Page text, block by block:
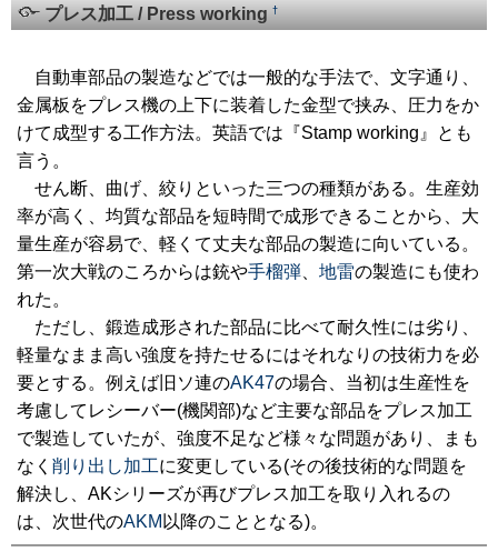
プレス加工 / Press working†
自動車部品の製造などでは一般的な手法で、文字通り、
金属板をプレス機の上下に装着した金型で挟み、圧力をか
けて成型する工作方法。英語では『Stamp working』とも
言う。
せん断、曲げ、絞りといった三つの種類がある。生産効
率が高く、均質な部品を短時間で成形できることから、大
量生産が容易で、軽くて丈夫な部品の製造に向いている。
第一次大戦のころからは銃や手榴弾 地雷の製造にも使わ
れた。
ただし、鍛造成形された部品に比べて耐久性には劣り、
軽量なまま高い強度を持たせるにはそれなりの技術力を必
要とする。例えば旧ソ連のAK47の場合、当初は生産性を
考慮してレシーバー(機関部)など主要な部品をプレス加工
で製造していたが、強度不足など様々な問題があり、まも
なく 削り出し加工に変更している(その後技術的な問題を
解決し、AKシリーズが再びプレス加工を取り入れるの
は、次世代のAKM 以降のこととなる)。